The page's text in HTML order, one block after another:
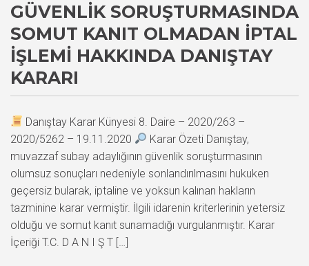
GÜVENLIK SORUŞTURMASINDA
SOMUT KANIT OLMADAN İPTAL
İŞLEMI HAKKINDA DANIŞTAY
KARARI
Danıştay Karar Künyesi 8. Daire – 2020/263 –
2020/5262 – 19.11.2020
Karar Özeti Danıştay,
muvazzaf subay adaylığının güvenlik soruşturmasının
olumsuz sonuçları nedeniyle sonlandırılmasını hukuken
geçersiz bularak, iptaline ve yoksun kalınan hakların
tazminine karar vermiştir. İlgili idarenin kriterlerinin yetersiz
olduğu ve somut kanıt sunamadığı vurgulanmıştır. Karar
İçeriği T.C. D A N I Ş T […]